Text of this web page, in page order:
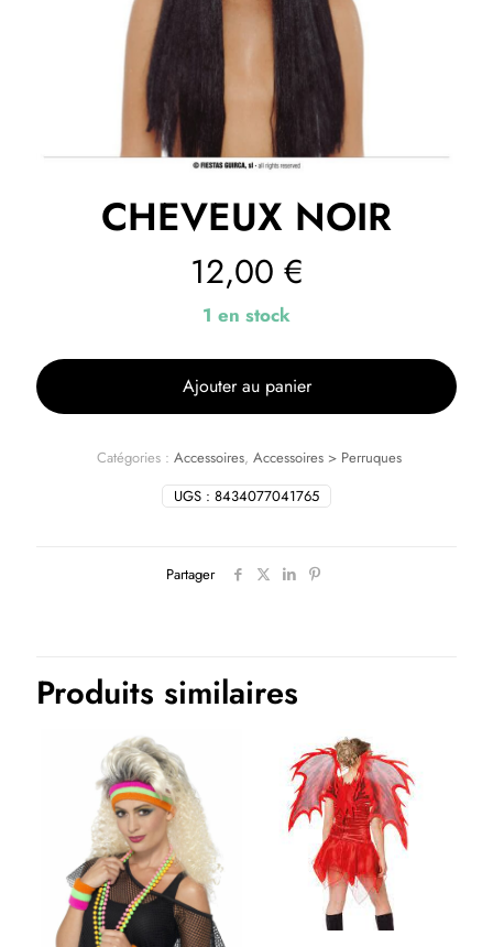
CHEVEUX NOIR
12,00 €
1 en stock
Ajouter au panier
UGS : 8434077041765
Catégories : Accessoires, Accessoires > Perruques
Partager
Produits similaires